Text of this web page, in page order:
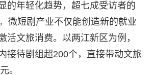
的年轻化趋势，超七成受访者的
微短剧产业不仅能创造新的就业
活文旅消费。以两江新区为例，
接待剧组超200个，直接带动文旅
。